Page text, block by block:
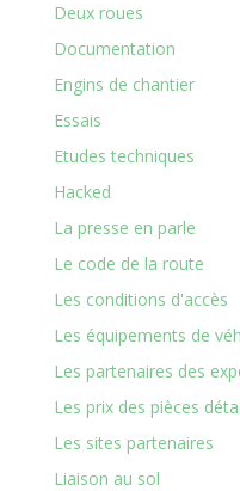
Deux roues
Documentation
Engins de chantier
Essais
Etudes techniques
Hacked
La presse en parle
Le code de la route
Les conditions d'accès
Les équipements de
Les partenaires des
Les prix des pièces
Les sites partenaires
Liaison au sol